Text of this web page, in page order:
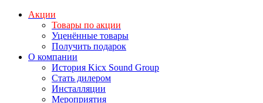
Акции
Товары по акции
Уценённые товары
Получить подарок
О компании
История Kicx Sound Group
Стать дилером
Инсталляции
Мероприятия